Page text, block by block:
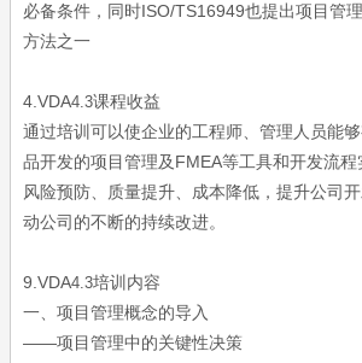
必备条件，同时ISO/TS16949也提出项目管
方法之一
4.VDA4.3课程收益
通过培训可以使企业的工程师、管理人员能
品开发的项目管理及FMEA等工具和开发流
风险预防、质量提升、成本降低，提升公司
动公司的不断的持续改进。
9.VDA4.3培训内容
一、项目管理概念的导入
——项目管理中的关键性决策